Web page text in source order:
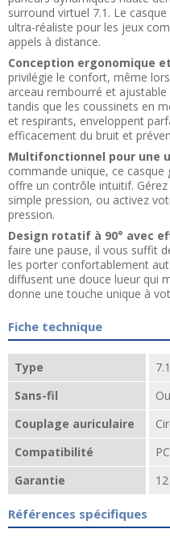
surround virtuel 7.1. Le
ultra-réaliste pour les jeux
appels à distance.
Conception ergonomique
privilégie le confort, même
arceau rembourré et
tandis que les coussinets en
et respirants, enveloppent
efficacement du bruit et
Multifonctionnel pour une
commande unique, ce
offre un contrôle intuitif.
simple pression, ou activez
pression.
Design rotatif à 90° avec
faire une pause, il vous suffit
les porter confortablement
diffusent une douce lueur qui
donne une touche unique à
Fiche technique
Type
Sans-fil
Couplage auriculaire
Compatibilité
Garantie
Références spécifiques